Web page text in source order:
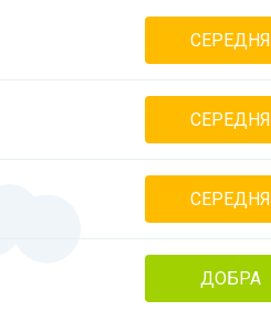
СЕРЕДНЯ
СЕРЕДНЯ
СЕРЕДНЯ
ДОБРА